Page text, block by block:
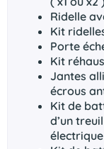
Ridelle
Kit
Porte
Kit
Jantes
écrous
Kit de
d’un
électrique